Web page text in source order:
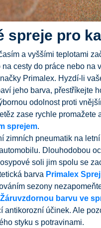
spreje pro
a vyššími teplotami
na cesty do práce nebo na
Primalex. Hyzdí-li
jeho barva, přestříkejte
odolnost proti
zase rychle promažete
sprejem.
zimních pneumatik na
Dlouhodobou
soli jim spolu se
barva Primalex
sezony
barvu ve
antikorozní účinek. Ale
styku s potravinami.